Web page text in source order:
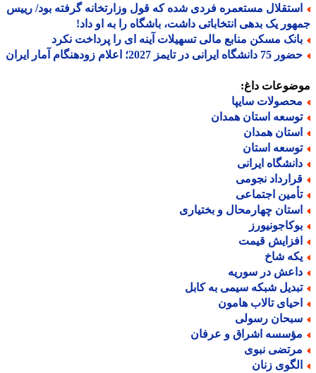
مستعمره فردی شده که قول وزارتخانه گرفته بود/ رییس
یک بدهی انتخاباتی داشت، باشگاه را به او داد!
مسکن منابع مالی تسهیلات آینه ای را پرداخت نکرد
ایرانی در تایمز 2027؛ اعلام زودهنگام آمار ایران
داغ:
سایپا
استان همدان
همدان
استان
ایرانی
نجومی
اجتماعی
چهارمحال و بختیاری
قیمت
شاخ
در سوریه
شبکه سیمی به کابل
تالاب هامون
رسولی
اشراق و عرفان
نبوی
زنان